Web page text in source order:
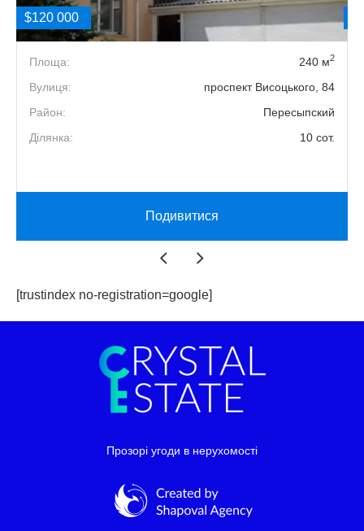
$120 000
Площа: 240 м2
Вулиця:
проспект Висоцького, 84
Район:
Пересыпский
Ділянка:
10 сот.
Подивитися
[trustindex no-registration=google]
Прозорі угоди в нерухомості